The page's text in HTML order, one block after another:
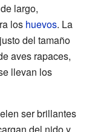
largo,
los huevos. La
del tamaño
aves rapaces,
llevan los
ser brillantes